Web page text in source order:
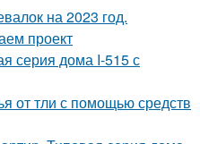
на 2023 год.
проект
серия дома I-515 с
от тли с помощью средств